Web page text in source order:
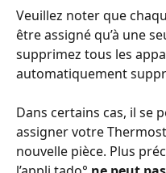
Veuillez noter que
être assigné qu’à une
supprimez tous les
automatiquement
Dans certains cas, il se
assigner votre
nouvelle pièce. Plus